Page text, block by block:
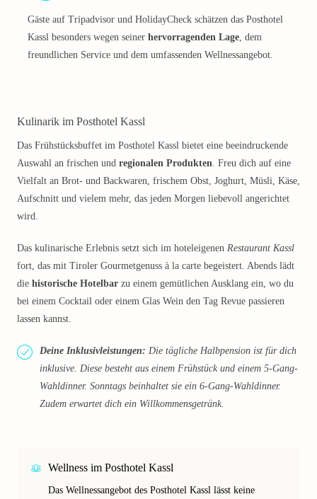
Gäste auf Tripadvisor und HolidayCheck schätzen das Posthotel
Kassl besonders wegen seiner hervorragenden Lage, dem
freundlichen Service und dem umfassenden Wellnessangebot.
Kulinarik im Posthotel Kassl
Das Frühstücksbuffet im Posthotel Kassl bietet eine beeindruckende
Auswahl an frischen und regionalen Produkten. Freu dich auf eine
Vielfalt an Brot- und Backwaren, frischem Obst, Joghurt, Müsli, Käse,
Aufschnitt und vielem mehr, das jeden Morgen liebevoll angerichtet
wird.
Das kulinarische Erlebnis setzt sich im hoteleigenen Restaurant Kassl
fort, das mit Tiroler Gourmetgenuss à la carte begeistert. Abends lädt
die historische Hotelbar zu einem gemütlichen Ausklang ein, wo du
bei einem Cocktail oder einem Glas Wein den Tag Revue passieren
lassen kannst.
Deine Inklusivleistungen: Die tägliche Halbpension ist für dich
inklusive. Diese besteht aus einem Frühstück und einem 5-Gang-
Wahldinner. Sonntags beinhaltet sie ein 6-Gang-Wahldinner.
Zudem erwartet dich ein Willkommensgetränk.
Wellness im Posthotel Kassl
Das Wellnessangebot des Posthotel Kassl lässt keine